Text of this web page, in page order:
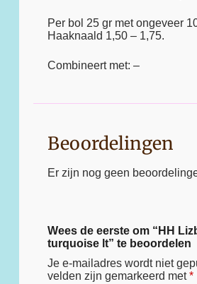
Per bol 25 gr met ongeveer
Haaknaald 1,50 – 1,75.
Combineert met: –
Beoordelingen
Er zijn nog geen
Wees de eerste om “HH
turquoise lt” te beoordelen
Je e-mailadres wordt niet
velden zijn gemarkeerd met*